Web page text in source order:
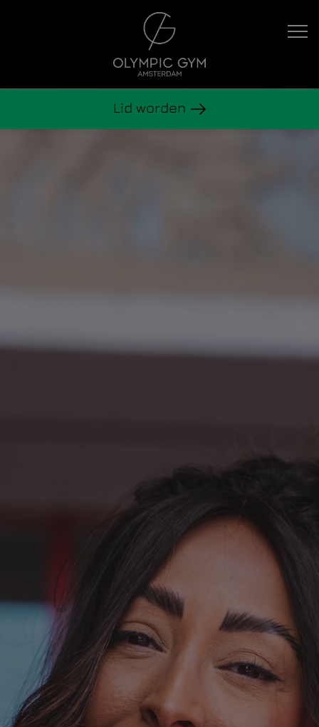
Hoofdnavigatie
Lid worden